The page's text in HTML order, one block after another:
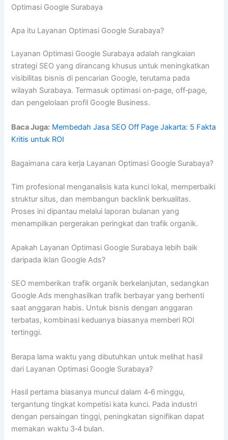
Optimasi Google Surabaya
Apa itu Layanan Optimasi Google Surabaya?
Layanan Optimasi Google Surabaya adalah rangkaian
strategi SEO yang dirancang khusus untuk meningkatkan
visibilitas bisnis di pencarian Google, terutama pada
wilayah Surabaya. Termasuk optimasi on‑page, off‑page,
dan pengelolaan profil Google Business.
Baca Juga: Membedah Jasa SEO Off Page Jakarta: 5 Fakta
Kritis untuk ROI
Bagaimana cara kerja Layanan Optimasi Google Surabaya?
Tim profesional menganalisis kata kunci lokal, memperbaiki
struktur situs, dan membangun backlink berkualitas.
Proses ini dipantau melalui laporan bulanan yang
menampilkan pergerakan peringkat dan trafik organik.
Apakah Layanan Optimasi Google Surabaya lebih baik
daripada iklan Google Ads?
SEO memberikan trafik organik berkelanjutan, sedangkan
Google Ads menghasilkan trafik berbayar yang berhenti
saat anggaran habis. Untuk bisnis dengan anggaran
terbatas, kombinasi keduanya biasanya memberi ROI
tertinggi.
Berapa lama waktu yang dibutuhkan untuk melihat hasil
dari Layanan Optimasi Google Surabaya?
Hasil pertama biasanya muncul dalam 4‑6 minggu,
tergantung tingkat kompetisi kata kunci. Pada industri
dengan persaingan tinggi, peningkatan signifikan dapat
memakan waktu 3‑4 bulan.